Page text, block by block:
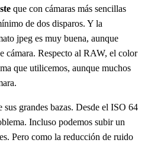
que con cámaras más sencillas
de dos disparos. Y la
jpeg es muy buena, aunque
cámara. Respecto al RAW, el color
que utilicemos, aunque muchos
sus grandes bazas. Desde el ISO 64
Incluso podemos subir un
Pero como la reducción de ruido